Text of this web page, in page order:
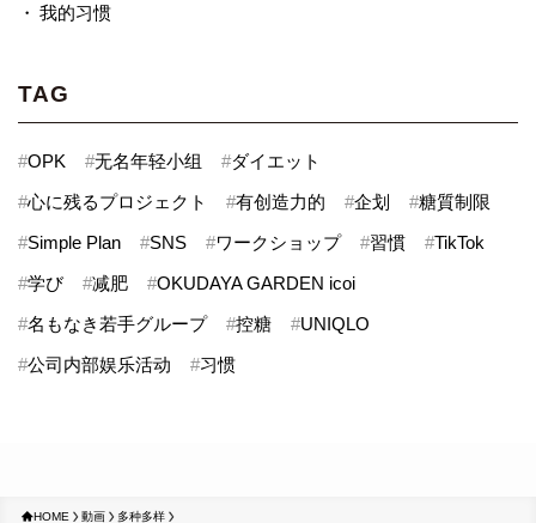
我的习惯
TAG
#OPK #无名年轻小组 #ダイエット
#心に残るプロジェクト #有创造力的 #企划 #糖質制限
#Simple Plan #SNS #ワークショップ #習慣 #TikTok
#学び #减肥 #OKUDAYA GARDEN icoi
#名もなき若手グループ #控糖 #UNIQLO
#公司内部娱乐活动 #习惯
HOME 動画 多种多样